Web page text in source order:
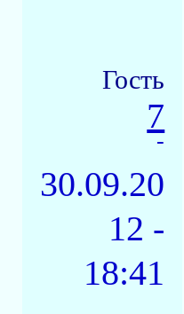
Гость
7
-
30.09.20
12 -
18:41